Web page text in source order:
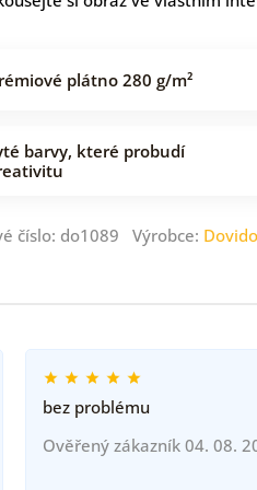
plátno 280 g/m²
barvy, které probudí
číslo: do1089 Výrobce: Dovido
bez problému
Ověřený zákazník 04. 08.